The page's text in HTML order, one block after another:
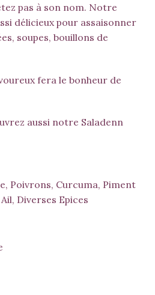
pas à son nom. Notre
délicieux pour assaisonner
soupes, bouillons de
fera le bonheur de
aussi notre Saladenn
Poivrons, Curcuma, Piment
Diverses Epices